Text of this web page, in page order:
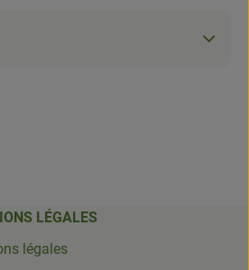
LÉGALES
légales